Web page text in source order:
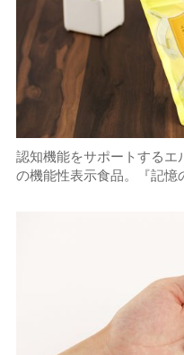
認知機能をサポートするエ
の機能性表示食品。『記